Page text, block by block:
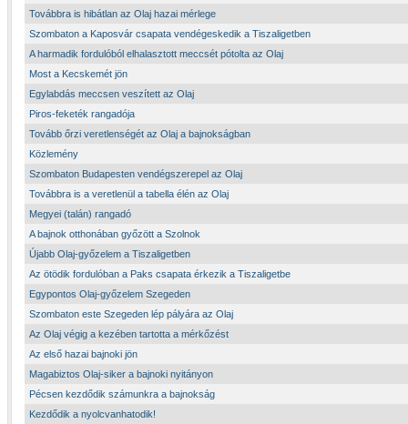
Továbbra is hibátlan az Olaj hazai mérlege
Szombaton a Kaposvár csapata vendégeskedik a Tiszaligetben
A harmadik fordulóból elhalasztott meccsét pótolta az Olaj
Most a Kecskemét jön
Egylabdás meccsen veszített az Olaj
Piros-feketék rangadója
Tovább őrzi veretlenségét az Olaj a bajnokságban
Közlemény
Szombaton Budapesten vendégszerepel az Olaj
Továbbra is a veretlenül a tabella élén az Olaj
Megyei (talán) rangadó
A bajnok otthonában győzött a Szolnok
Újabb Olaj-győzelem a Tiszaligetben
Az ötödik fordulóban a Paks csapata érkezik a Tiszaligetbe
Egypontos Olaj-győzelem Szegeden
Szombaton este Szegeden lép pályára az Olaj
Az Olaj végig a kezében tartotta a mérkőzést
Az első hazai bajnoki jön
Magabiztos Olaj-siker a bajnoki nyitányon
Pécsen kezdődik számunkra a bajnokság
Kezdődik a nyolcvanhatodik!